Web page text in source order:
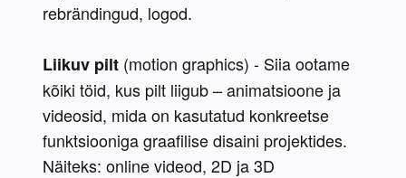
rebrändingud, logod.
Liikuv pilt (motion graphics) - Siia ootame
kõiki töid, kus pilt liigub – animatsioone ja
videosid, mida on kasutatud konkreetse
funktsiooniga graafilise disaini projektides.
Näiteks: online videod, 2D ja 3D